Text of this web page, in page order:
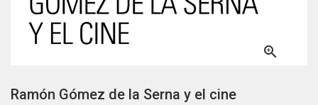

Ramón Gómez de la Serna y el cine